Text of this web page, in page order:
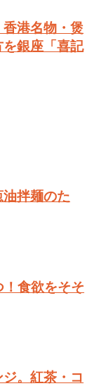
港名物・煲
銀座「喜記
拌麺のた
！食欲をそそ
。紅茶・コ